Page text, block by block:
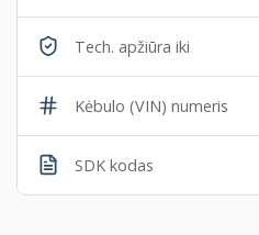
Tech. apžiūra iki
Kėbulo (VIN) numeris
SDK kodas